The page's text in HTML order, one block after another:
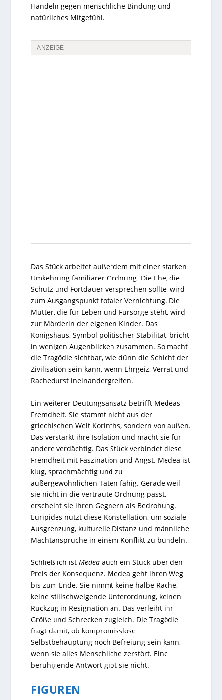
Handeln gegen menschliche Bindung und
natürliches Mitgefühl.
ANZEIGE
Das Stück arbeitet außerdem mit einer starken
Umkehrung familiärer Ordnung. Die Ehe, die
Schutz und Fortdauer versprechen sollte, wird
zum Ausgangspunkt totaler Vernichtung. Die
Mutter, die für Leben und Fürsorge steht, wird
zur Mörderin der eigenen Kinder. Das
Königshaus, Symbol politischer Stabilität, bricht
in wenigen Augenblicken zusammen. So macht
die Tragödie sichtbar, wie dünn die Schicht der
Zivilisation sein kann, wenn Ehrgeiz, Verrat und
Rachedurst ineinandergreifen.
Ein weiterer Deutungsansatz betrifft Medeas
Fremdheit. Sie stammt nicht aus der
griechischen Welt Korinths, sondern von außen.
Das verstärkt ihre Isolation und macht sie für
andere verdächtig. Das Stück verbindet diese
Fremdheit mit Faszination und Angst. Medea ist
klug, sprachmächtig und zu
außergewöhnlichen Taten fähig. Gerade weil
sie nicht in die vertraute Ordnung passt,
erscheint sie ihren Gegnern als Bedrohung.
Euripides nutzt diese Konstellation, um soziale
Ausgrenzung, kulturelle Distanz und männliche
Machtansprüche in einem Konflikt zu bündeln.
Schließlich istMedea auch ein Stück über den
Preis der Konsequenz. Medea geht ihren Weg
bis zum Ende. Sie nimmt keine halbe Rache,
keine stillschweigende Unterordnung, keinen
Rückzug in Resignation an. Das verleiht ihr
Größe und Schrecken zugleich. Die Tragödie
fragt damit, ob kompromisslose
Selbstbehauptung noch Befreiung sein kann,
wenn sie alles Menschliche zerstört. Eine
beruhigende Antwort gibt sie nicht.
FIGUREN